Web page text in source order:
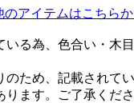
のアイテムはこちらか
る為、色合い・木
ため、記載されて
ます。ご了承くださ